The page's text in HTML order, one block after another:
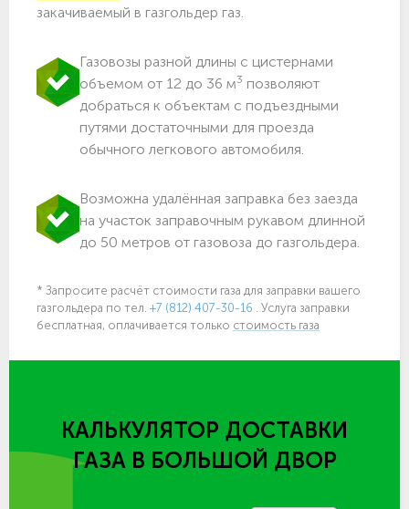
закачиваемый в газгольдер газ.
Газовозы разной длины с цистернами
объемом от 12 до 36 м3 позволяют
добраться к объектам c подъездными
путями достаточными для проезда
обычного легкового автомобиля.
Возможна удалённая заправка без заезда
на участок заправочным рукавом длинной
до 50 метров от газовоза до газгольдера.
* Запросите расчёт стоимости газа для заправки вашего
газгольдера по тел. +7 (812) 407-30-16 . Услуга заправки
бесплатная, оплачивается только стоимость газа
КАЛЬКУЛЯТОР ДОСТАВКИ
ГАЗА В БОЛЬШОЙ ДВОР